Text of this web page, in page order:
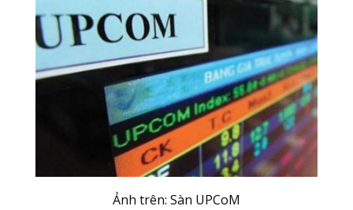
Ảnh trên: Sàn UPCoM